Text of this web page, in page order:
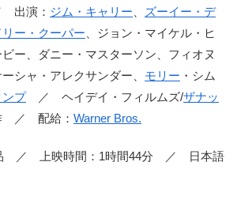
演： ジム・キャリー
ズーイー・デ
ー・クーパー 、ジョン・マイケル・ヒ
ー、ダニー・マスターソン、フィオヌ
ーシャ・アレクサンダー、 モリー ・シム
ンプ／ ヘイデイ・フィルムズ/ザナッ
／ 配給： Warner Bros.
／ 上映時間：1時間44分 ／ 日本語